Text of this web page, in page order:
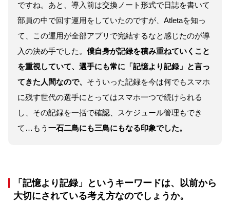
ですね。あと、導入前は交換ノート形式で日誌を書いて
部員の中で回す運用をしていたのですが、Atletaを知っ
て、この運用が全部アプリで完結するなと感じたのが導
入の決め手でした。 僕自身が記録を積み重ねていくこと
を重視していて、選手にも常に「記憶より記録」と言っ
てきた人間なので、 そういった記録を今は何でもスマホ
に残す世代の選手にとってはスマホ一つで続けられる
し、その記録を一括で確認、スケジュール管理もでき
て…もう 一石二鳥にも三鳥にもなる印象でした。
「記憶より記録」というキーワードは、以前から
大切にされている考え方なのでしょうか。